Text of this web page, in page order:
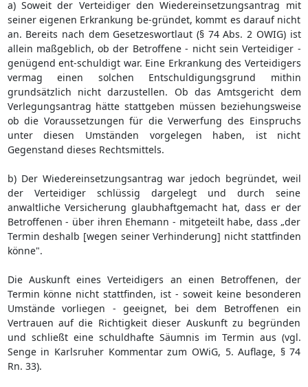
a) Soweit der Verteidiger den Wiedereinsetzungsantrag mit
seiner eigenen Erkrankung be-gründet, kommt es darauf nicht
an. Bereits nach dem Gesetzeswortlaut (§ 74 Abs. 2 OWIG) ist
allein maßgeblich, ob der Betroffene - nicht sein Verteidiger -
genügend ent-schuldigt war. Eine Erkrankung des Verteidigers
vermag einen solchen Entschuldigungsgrund mithin
grundsätzlich nicht darzustellen. Ob das Amtsgericht dem
Verlegungsantrag hätte stattgeben müssen beziehungsweise
ob die Voraussetzungen für die Verwerfung des Einspruchs
unter diesen Umständen vorgelegen haben, ist nicht
Gegenstand dieses Rechtsmittels.
b) Der Wiedereinsetzungsantrag war jedoch begründet, weil
der Verteidiger schlüssig dargelegt und durch seine
anwaltliche Versicherung glaubhaftgemacht hat, dass er der
Betroffenen - über ihren Ehemann - mitgeteilt habe, dass „der
Termin deshalb [wegen seiner Verhinderung] nicht stattfinden
könne".
Die Auskunft eines Verteidigers an einen Betroffenen, der
Termin könne nicht stattfinden, ist - soweit keine besonderen
Umstände vorliegen - geeignet, bei dem Betroffenen ein
Vertrauen auf die Richtigkeit dieser Auskunft zu begründen
und schließt eine schuldhafte Säumnis im Termin aus (vgl.
Senge in Karlsruher Kommentar zum OWiG, 5. Auflage, § 74
Rn. 33).